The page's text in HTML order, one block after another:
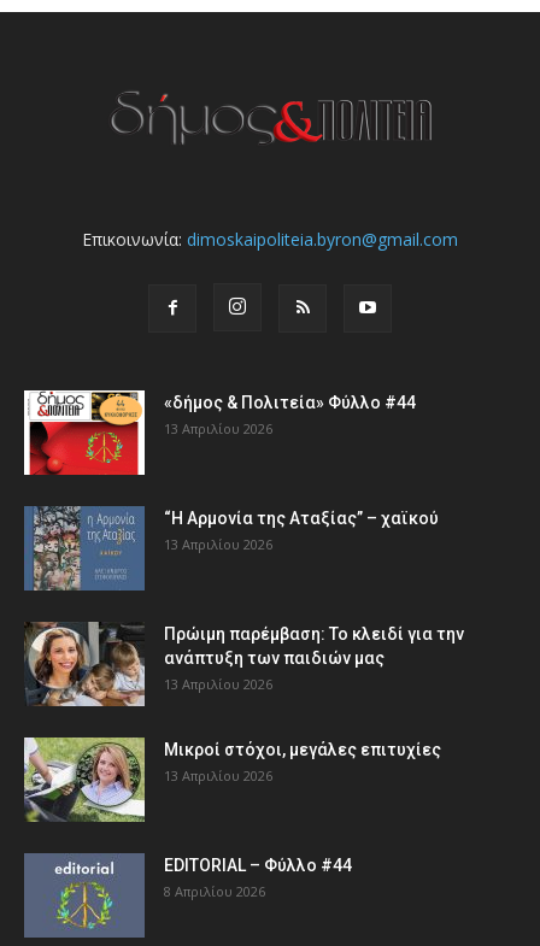
Επικοινωνία: dimoskaipoliteia.byron@gmail.com
«δήμος & Πολιτεία» Φύλλο #44
13 Απριλίου 2026
“Η Αρμονία της Αταξίας” – χαϊκού
13 Απριλίου 2026
Πρώιμη παρέμβαση: Το κλειδί για την
ανάπτυξη των παιδιών µας
13 Απριλίου 2026
Μικροί στόχοι, μεγάλες επιτυχίες
13 Απριλίου 2026
EDITORIAL – Φύλλο #44
8 Απριλίου 2026